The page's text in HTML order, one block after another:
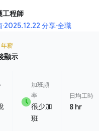
工程師
·2025.12.22 分享·全職
年薪
顯示
加班頻
率
很少加
班
日均工時
8 hr